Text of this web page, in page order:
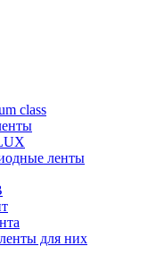
class
ленты
для них